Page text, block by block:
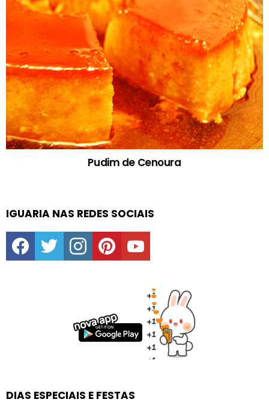
Pudim de Cenoura
IGUARIA NAS REDES SOCIAIS
facebooktwitter instagrampinterestyoutube
DIAS ESPECIAIS E FESTAS